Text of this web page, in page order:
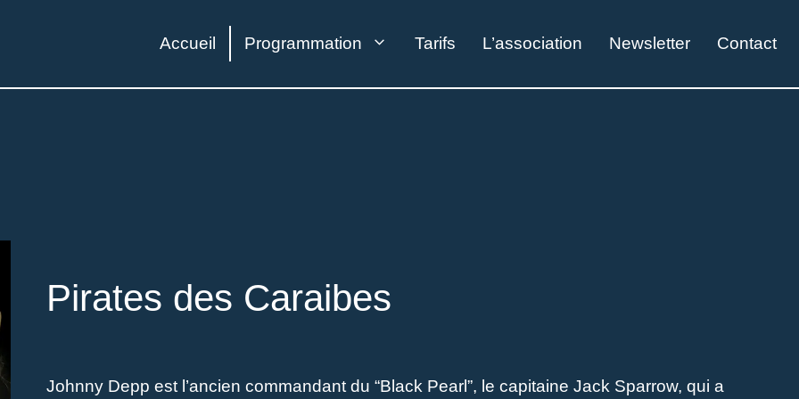
Accueil Programmation Tarifs L’association Newsletter Contact
Pirates des Caraibes
Johnny Depp est l’ancien commandant du “Black Pearl”, le capitaine Jack Sparrow, qui a